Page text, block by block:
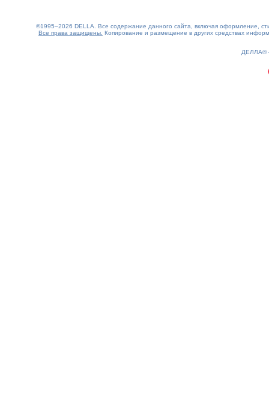
©1995–2026 DELLA. Все содержание данного сайта, включая оформление,
Все права защищены. Копирование и размещение в других средствах